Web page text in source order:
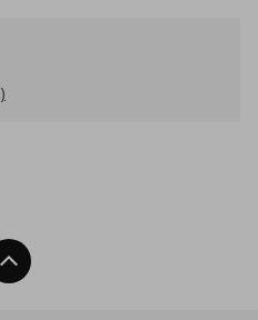
Back To Top